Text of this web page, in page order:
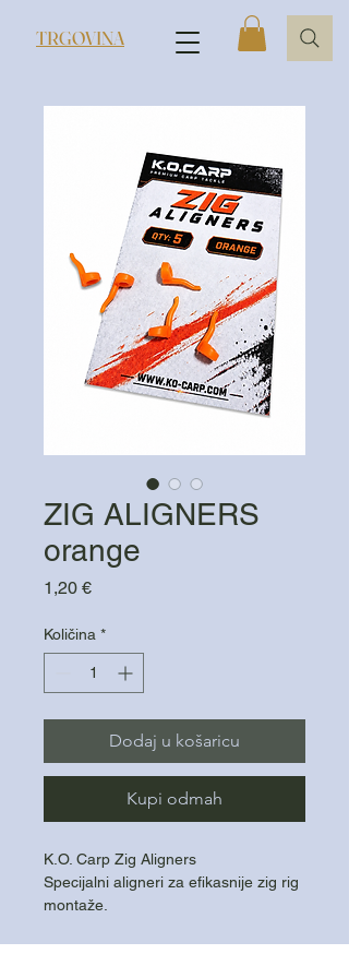
TRGOVINA
ZIG ALIGNERS
orange
1,20 €Cijena
Količina *
Dodaj u košaricu
Kupi odmah
K.O. Carp Zig Aligners
Specijalni aligneri za efikasnije zig rig
montaže.